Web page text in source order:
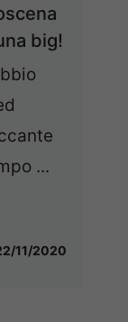
big!
...
11/2020